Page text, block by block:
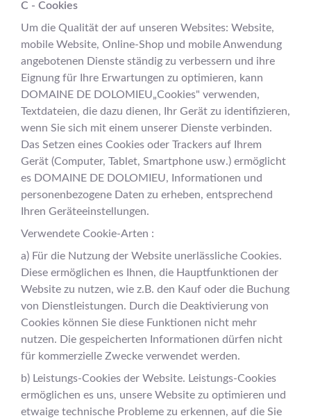
C - Cookies
Um die Qualität der auf unseren Websites: Website,
mobile Website, Online-Shop und mobile Anwendung
angebotenen Dienste ständig zu verbessern und ihre
Eignung für Ihre Erwartungen zu optimieren, kann
DOMAINE DE DOLOMIEU„Cookies" verwenden,
Textdateien, die dazu dienen, Ihr Gerät zu identifizieren,
wenn Sie sich mit einem unserer Dienste verbinden.
Das Setzen eines Cookies oder Trackers auf Ihrem
Gerät (Computer, Tablet, Smartphone usw.) ermöglicht
es DOMAINE DE DOLOMIEU, Informationen und
personenbezogene Daten zu erheben, entsprechend
Ihren Geräteeinstellungen.
Verwendete Cookie-Arten :
a) Für die Nutzung der Website unerlässliche Cookies.
Diese ermöglichen es Ihnen, die Hauptfunktionen der
Website zu nutzen, wie z.B. den Kauf oder die Buchung
von Dienstleistungen. Durch die Deaktivierung von
Cookies können Sie diese Funktionen nicht mehr
nutzen. Die gespeicherten Informationen dürfen nicht
für kommerzielle Zwecke verwendet werden.
b) Leistungs-Cookies der Website. Leistungs-Cookies
ermöglichen es uns, unsere Website zu optimieren und
etwaige technische Probleme zu erkennen, auf die Sie